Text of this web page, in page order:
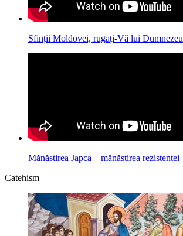
Sfinții Moldovei, rugați-Vă lui
Mănăstirea Japca – mănăstirea rezistenței
Catehism